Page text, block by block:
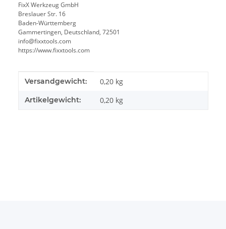
FixX Werkzeug GmbH
Breslauer Str. 16
Baden-Württemberg
Gammertingen, Deutschland, 72501
info@fixxtools.com
https://www.fixxtools.com
Produkteigenschaft
Wert
Versandgewicht: 0,20 kg
Artikelgewicht: 0,20 kg